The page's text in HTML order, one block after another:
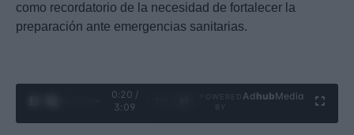
como recordatorio de la necesidad de fortalecer la
preparación ante emergencias sanitarias.
0:21 /
3:09
Ad hubMedia